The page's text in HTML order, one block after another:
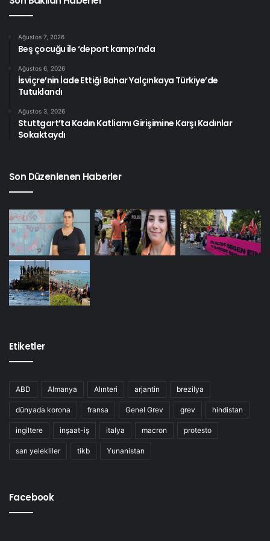
14 Ocak 2018
Saat: 10.00
Tor -Berlin
sosyalizm yürüyüşü
Ağustos 7, 2026
Beş çocuğu ile ‘deport kampı’nda
Ağustos 6, 2026
İsviçre’nin İade Ettiği Bahar Yalçınkaya Türkiye’de
Tutuklandı
Ağustos 3, 2026
Stuttgart’ta Kadın Katliamı Girişimine Karşı Kadınlar
Sokaktaydı
Son Düzenlenen Haberler
Etiketler
ABD Almanya Alınteri arjantin brezilya
dünyada korona fransa Genel Grev grev hindistan
ingiltere inşaat-iş italya macron protesto
sarı yelekliler tikb Yunanistan
Facebook